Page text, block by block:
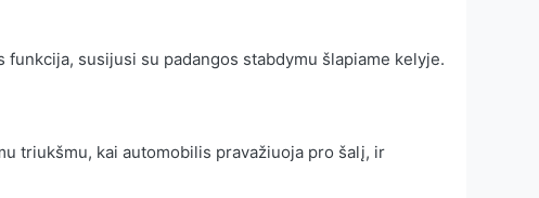
susijusi su padangos stabdymu šlapiame kelyje.
triukšmu, kai automobilis pravažiuoja pro šalį, ir